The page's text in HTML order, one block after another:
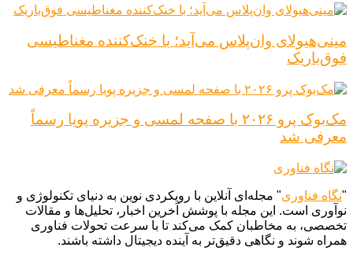
مینی‌هیولای وان‌پلاس می‌آید؛ با خنک‌کننده مغناطیسی
فوق‌باریک
مک‌بوک پرو ۲۰۲۶ با صفحه لمسی و جزیره پویا رسماً
معرفی شد
"نگاه فناوری" مجله‌ای آنلاین با رویکردی نوین به دنیای تکنولوژی و
نوآوری است. این مجله با پوشش آخرین اخبار، تحلیل‌ها و مقالات
تخصصی، به مخاطبان کمک می‌کند تا با سرعت تحولات فناوری
همراه شوند و نگاهی دقیق‌تر به آینده دیجیتال داشته باشند.